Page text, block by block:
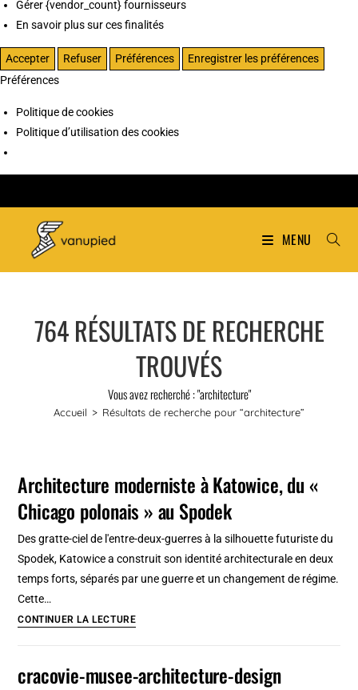
Gérer {vendor_count} fournisseurs
En savoir plus sur ces finalités
Accepter Refuser Préférences
Enregistrer les préférences
Préférences
Politique de cookies
Politique d’utilisation des cookies
MENU
764RÉSULTATS DE RECHERCHE
TROUVÉS
Vous avez recherché : "architecture"
Accueil > Résultats de recherche pour “architecture”
Architecture moderniste à Katowice, du «
Chicago polonais » au Spodek
Des gratte-ciel de l'entre-deux-guerres à la silhouette futuriste du
Spodek, Katowice a construit son identité architecturale en deux
temps forts, séparés par une guerre et un changement de régime.
Cette…
CONTINUER LA LECTUREArchitecture
Katowice,
cracovie-musee-architecture-design